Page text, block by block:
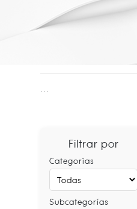
Filtrar por
Categorías
Subcategorías